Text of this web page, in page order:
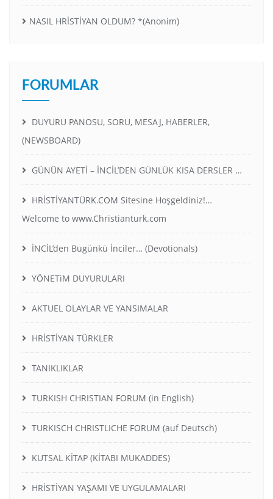
NASIL HRİSTİYAN OLDUM? *(Anonim)
FORUMLAR
DUYURU PANOSU, SORU, MESAJ, HABERLER,
(NEWSBOARD)
GÜNÜN AYETİ – İNCİL’DEN GÜNLÜK KISA DERSLER …
HRİSTİYANTÜRK.COM Sitesine Hoşgeldiniz!…
Welcome to www.Christianturk.com
İNCİL’den Bugünkü İnciler… (Devotionals)
YÖNETiM DUYURULARI
AKTUEL OLAYLAR VE YANSIMALAR
HRİSTİYAN TÜRKLER
TANIKLIKLAR
TURKISH CHRISTIAN FORUM (in English)
TURKISCH CHRISTLICHE FORUM (auf Deutsch)
KUTSAL KİTAP (KİTABI MUKADDES)
HRİSTİYAN YAŞAMI VE UYGULAMALARI